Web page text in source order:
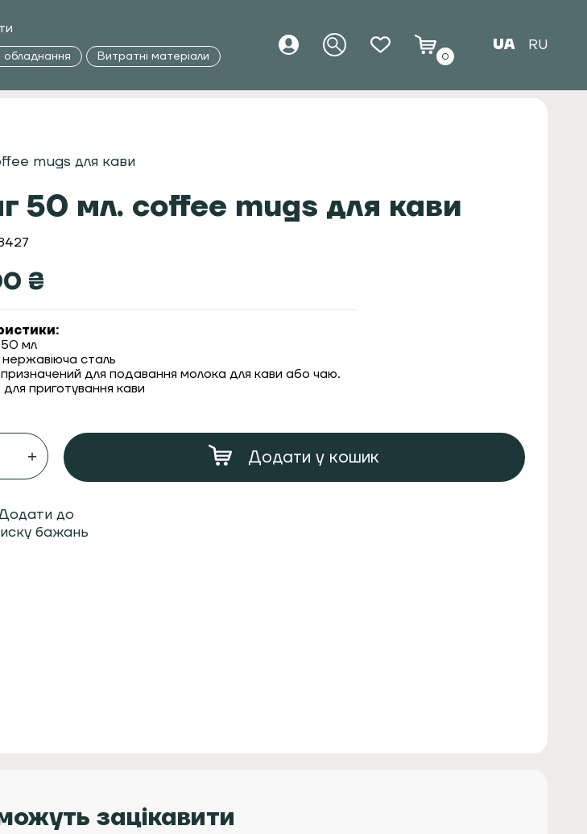
обладнання Витратні матеріали 0
UA RU
mugs для кави
50 мл. coffee mugs для кави
₴
50 мл
сталь
для подавання молока для кави або чаю.
приготування кави
Додати у кошик
до
бажань
зацікавити